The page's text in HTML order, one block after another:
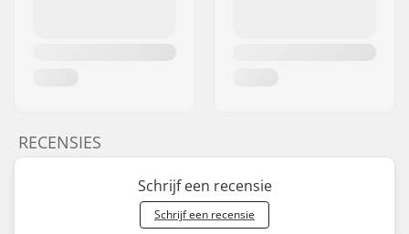
RECENSIES
Schrijf een recensie
Schrijf een recensie